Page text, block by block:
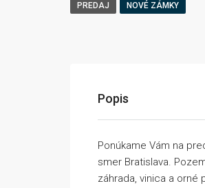
PREDAJ NOVÉ ZÁMKY
Popis
Ponúkame Vám na
smer Bratislava.
záhrada, vinica a